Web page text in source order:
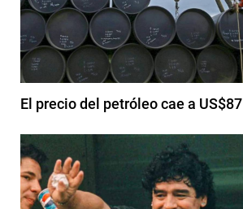
El precio del petróleo cae a US$87